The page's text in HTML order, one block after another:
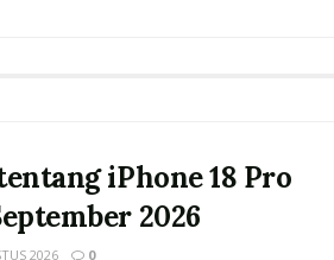
iPhone 18 Pro
2026
2026 0